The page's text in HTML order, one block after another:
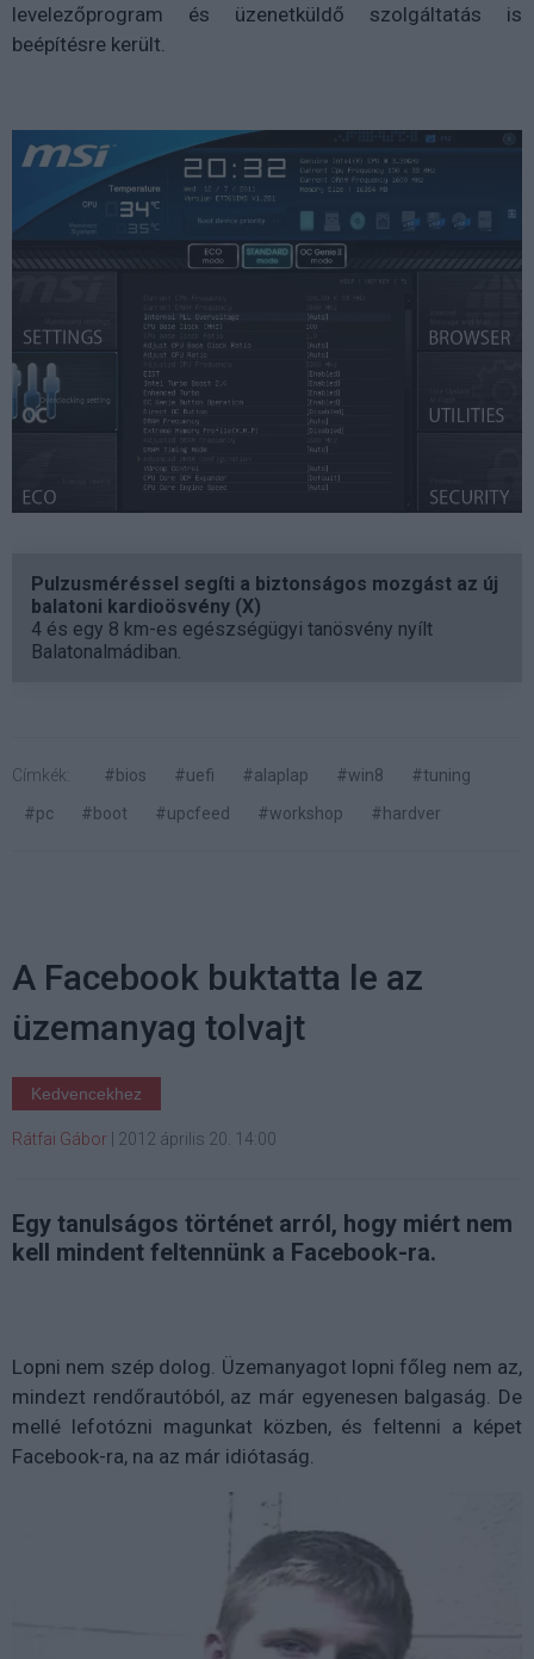
levelezőprogram és üzenetküldő szolgáltatás is
beépítésre került.
Pulzusméréssel segíti a biztonságos mozgást az új
balatoni kardioösvény (X)
4 és egy 8 km-es egészségügyi tanösvény nyílt
Balatonalmádiban.
Címkék: #bios #uefi #alaplap #win8
#tuning
#pc
#boot #upcfeed #workshop #hardver
A Facebook buktatta le az
üzemanyag tolvajt
Kedvencekhez
Rátfai Gábor 2012 április 20. 14:00
Egy tanulságos történet arról, hogy miért nem
kell mindent feltennünk a Facebook-ra.
Lopni nem szép dolog. Üzemanyagot lopni főleg nem az,
mindezt rendőrautóból, az már egyenesen balgaság. De
mellé lefotózni magunkat közben, és feltenni a képet
Facebook-ra, na az már idiótaság.